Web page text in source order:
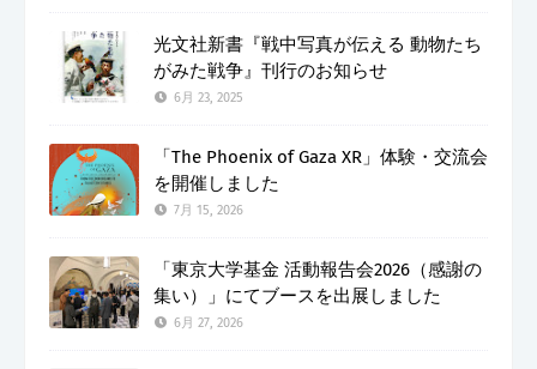
光文社新書『戦中写真が伝える 動物たち
がみた戦争』刊行のお知らせ
6月 23, 2025
「The Phoenix of Gaza XR」体験・交流会
を開催しました
7月 15, 2026
「東京大学基金 活動報告会2026（感謝の
集い）」にてブースを出展しました
6月 27, 2026